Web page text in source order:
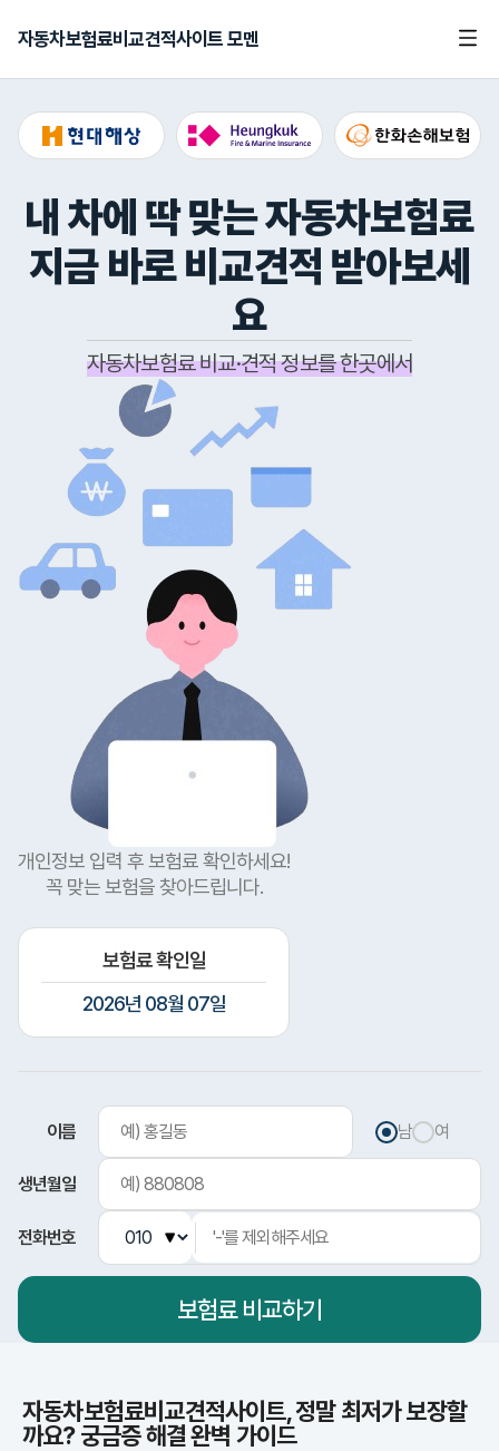
자동차보험료비교견적사이트 모멘
내 차에 딱 맞는 자동차보험료
지금 바로 비교견적 받아보세
요
자동차보험료 비교·견적 정보를 한곳에서
개인정보 입력 후 보험료 확인하세요!
꼭 맞는 보험을 찾아드립니다.
보험료 확인일
2026년 08월 07일
이름 남 여
생년월일
전화번호
보험료비교하기
자동차보험료비교견적사이트, 정말 최저가 보장할
까요? 궁금증 해결 완벽 가이드